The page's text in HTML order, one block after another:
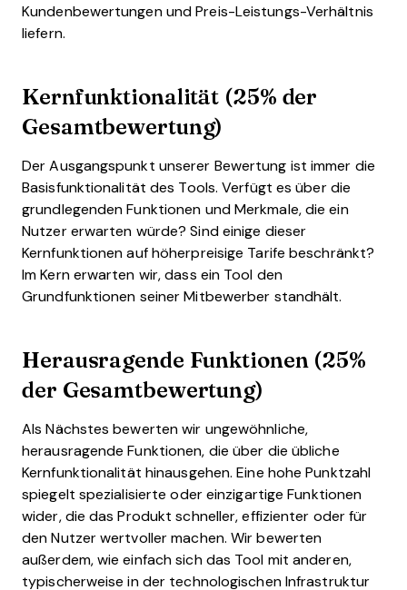
Kundenbewertungen und Preis-Leistungs-Verhältnis
liefern.
Kernfunktionalität (25% der
Gesamtbewertung)
Der Ausgangspunkt unserer Bewertung ist immer die
Basisfunktionalität des Tools. Verfügt es über die
grundlegenden Funktionen und Merkmale, die ein
Nutzer erwarten würde? Sind einige dieser
Kernfunktionen auf höherpreisige Tarife beschränkt?
Im Kern erwarten wir, dass ein Tool den
Grundfunktionen seiner Mitbewerber standhält.
Herausragende Funktionen (25%
der Gesamtbewertung)
Als Nächstes bewerten wir ungewöhnliche,
herausragende Funktionen, die über die übliche
Kernfunktionalität hinausgehen. Eine hohe Punktzahl
spiegelt spezialisierte oder einzigartige Funktionen
wider, die das Produkt schneller, effizienter oder für
den Nutzer wertvoller machen. Wir bewerten
außerdem, wie einfach sich das Tool mit anderen,
typischerweise in der technologischen Infrastruktur